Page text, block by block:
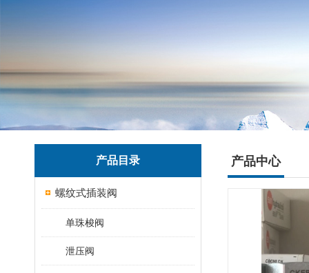
产品目录
螺纹式插装阀
单珠梭阀
泄压阀
产品中心